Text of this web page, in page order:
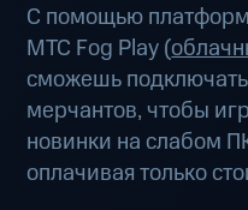
С помощью
МТС Fog Play (
сможешь
мерчантов, чтобы
новинки на слабом
оплачивая только